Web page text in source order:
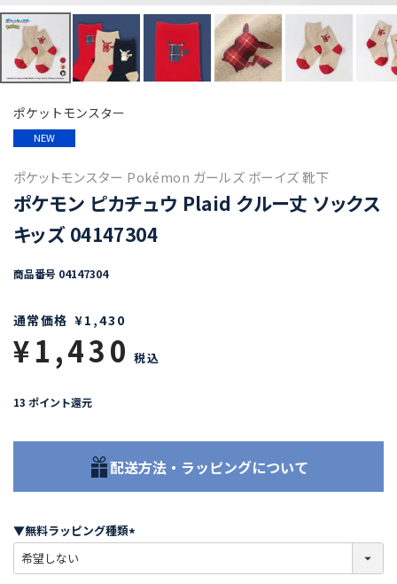
ポケットモンスター
NEW
ポケットモンスター Pokémon ガールズ ボーイズ 靴下
ポケモン ピカチュウ Plaid クルー丈 ソックス
キッズ 04147304
商品番号 04147304
通常価格 ¥1,430
¥1,430 税込
13 ポイント還元
配送方法・ラッピングについて
▼無料ラッピング種類
必